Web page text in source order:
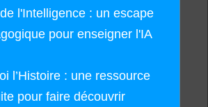
l'Intelligence : un escape
pour enseigner l'IA
l’Histoire : une ressource
pour faire découvrir